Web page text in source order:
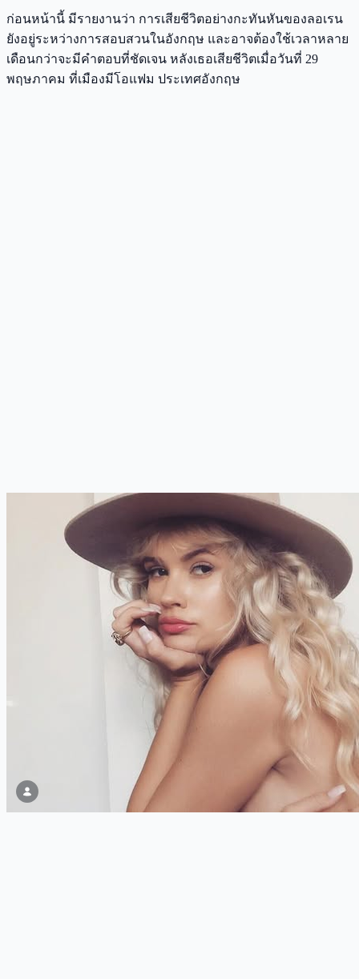
ก่อนหน้านี้ มีรายงานว่า การเสียชีวิตอย่างกะทันหันของลอเรน
ยังอยู่ระหว่างการสอบสวนในอังกฤษ และอาจต้องใช้เวลาหลาย
เดือนกว่าจะมีคำตอบที่ชัดเจน หลังเธอเสียชีวิตเมื่อวันที่ 29
พฤษภาคม ที่เมืองมีโอแฟม ประเทศอังกฤษ